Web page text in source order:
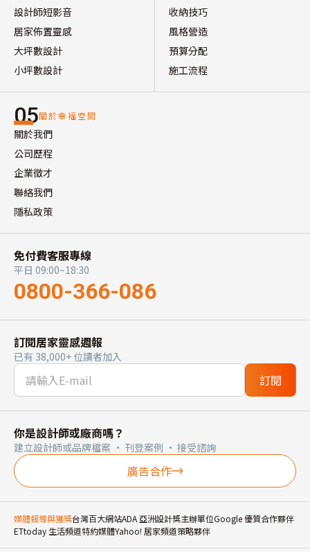
設計師短影音
居家佈置靈感
大坪數設計
小坪數設計
收納技巧
風格營造
預算分配
施工流程
05關於幸福空間
關於我們
公司歷程
企業徵才
聯絡我們
隱私政策
免付費客服專線
平日 09:00~18:30
0800-366-086
訂閱居家靈感週報
已有 38,000+ 位讀者加入
訂閱
你是設計師或廠商嗎？
建立設計師或品牌檔案 · 刊登案例 · 接受諮詢
廣告合作
媒體報導與獲獎台灣百大網站ADA 亞洲設計獎主辦單位Google 優質合作夥伴
ETtoday 生活頻道特約媒體Yahoo! 居家頻道策略夥伴